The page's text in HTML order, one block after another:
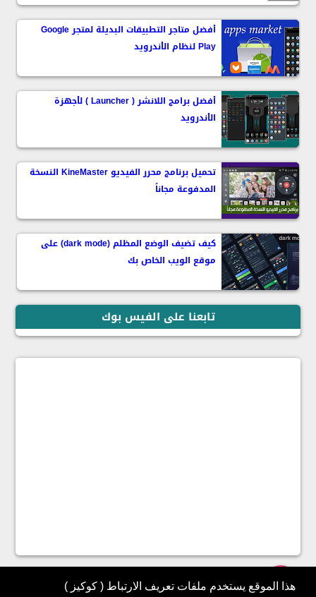
هذا الموقع يستخدم ملفات تعريف الارتباط ( كوكيز )
أفضل متاجر التطبيقات البديلة لمتجر Google
Play لنظام الأندرويد
أفضل برامج اللانشر ( Launcher ) لأجهزة
الأندرويد
تحميل برنامج محرر الفيديو KineMaster النسخة
المدفوعة مجاناً
كيف تضيف الوضع المظلم (‏dark mode) على
موقع الويب الخاص بك
تابعنا على الفيس بوك